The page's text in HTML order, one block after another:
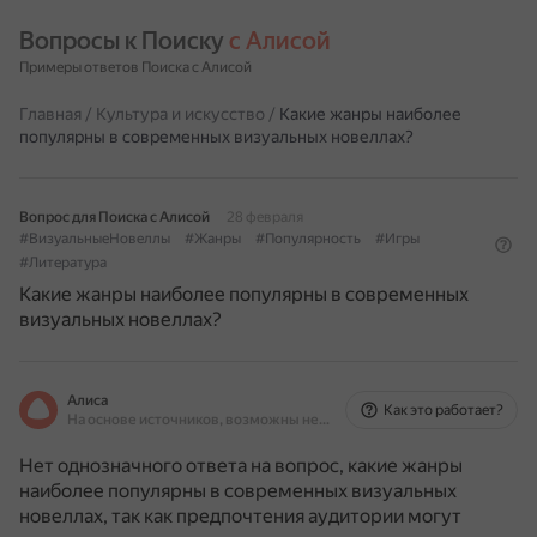
Вопросы к Поиску с Алисой
Примеры ответов Поиска с Алисой
Главная / Культура и искусство / Какие жанры наиболее
популярны в современных визуальных новеллах?
Вопрос для Поиска с Алисой
28 февраля
#ВизуальныеНовеллы
#Жанры #Популярность
#Игры
#Литература
Какие жанры наиболее популярны в современных
визуальных новеллах?
Алиса
На основе источников, возможны неточности
Как это работает?
Нет однозначного ответа на вопрос, какие жанры
наиболее популярны в современных визуальных
новеллах, так как предпочтения аудитории могут